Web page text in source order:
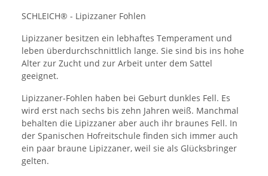
SCHLEICH® - Lipizzaner Fohlen
Lipizzaner besitzen ein lebhaftes Temperament und
leben überdurchschnittlich lange. Sie sind bis ins hohe
Alter zur Zucht und zur Arbeit unter dem Sattel
geeignet.
Lipizzaner-Fohlen haben bei Geburt dunkles Fell. Es
wird erst nach sechs bis zehn Jahren weiß. Manchmal
behalten die Lipizzaner aber auch ihr braunes Fell. In
der Spanischen Hofreitschule finden sich immer auch
ein paar braune Lipizzaner, weil sie als Glücksbringer
gelten.